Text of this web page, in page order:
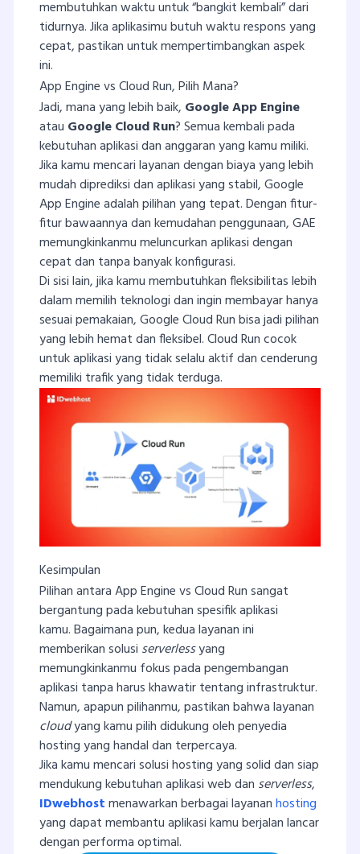
membutuhkan waktu untuk “bangkit kembali” dari
tidurnya. Jika aplikasimu butuh waktu respons yang
cepat, pastikan untuk mempertimbangkan aspek
ini.
App Engine vs Cloud Run, Pilih Mana?
Jadi, mana yang lebih baik, Google App Engine
atau Google Cloud Run? Semua kembali pada
kebutuhan aplikasi dan anggaran yang kamu miliki.
Jika kamu mencari layanan dengan biaya yang lebih
mudah diprediksi dan aplikasi yang stabil, Google
App Engine adalah pilihan yang tepat. Dengan fitur-
fitur bawaannya dan kemudahan penggunaan, GAE
memungkinkanmu meluncurkan aplikasi dengan
cepat dan tanpa banyak konfigurasi.
Di sisi lain, jika kamu membutuhkan fleksibilitas lebih
dalam memilih teknologi dan ingin membayar hanya
sesuai pemakaian, Google Cloud Run bisa jadi pilihan
yang lebih hemat dan fleksibel. Cloud Run cocok
untuk aplikasi yang tidak selalu aktif dan cenderung
memiliki trafik yang tidak terduga.
Kesimpulan
Pilihan antara App Engine vs Cloud Run sangat
bergantung pada kebutuhan spesifik aplikasi
kamu. Bagaimana pun, kedua layanan ini
memberikan solusi serverlessyang
memungkinkanmu fokus pada pengembangan
aplikasi tanpa harus khawatir tentang infrastruktur.
Namun, apapun pilihanmu, pastikan bahwa layanan
cloudyang kamu pilih didukung oleh penyedia
hosting yang handal dan terpercaya.
Jika kamu mencari solusi hosting yang solid dan siap
mendukung kebutuhan aplikasi web dan serverless,
IDwebhostmenawarkan berbagai layananhosting
yang dapat membantu aplikasi kamu berjalan lancar
dengan performa optimal.